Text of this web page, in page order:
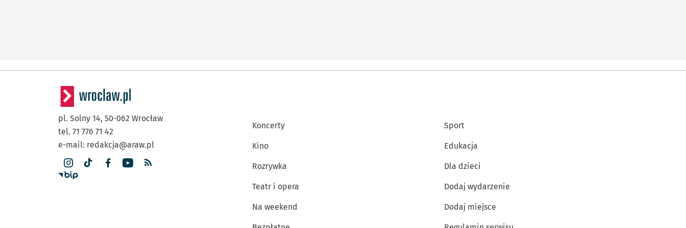
pl. Solny 14, 50-062 Wrocław
tel. 71 776 71 42
e-mail: redakcja@araw.pl
Koncerty
Kino
Rozrywka
Teatr i opera
Na weekend
Sport
Edukacja
Dla dzieci
Dodaj wydarzenie
Dodaj miejsce